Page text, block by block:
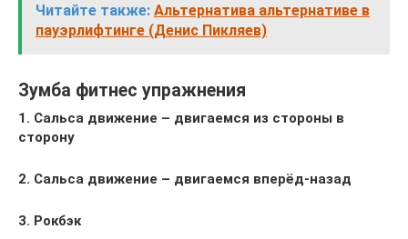
Читайте также: Альтернатива альтернативе в
пауэрлифтинге (Денис Пикляев)
Зумба фитнес упражнения
1. Сальса движение – двигаемся из стороны в
сторону
2. Сальса движение – двигаемся вперёд-назад
3. Рокбэк